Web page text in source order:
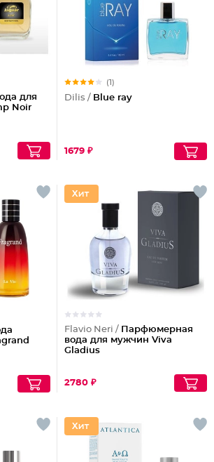
для
Noir
(1)
Dilis / Blue ray
1679 ₽
Flavio Neri / Парфюмерная
вода для мужчин Viva
Gladius
2780 ₽